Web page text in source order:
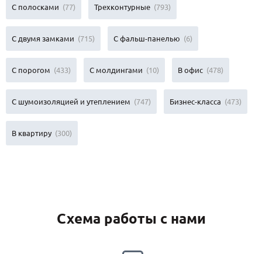
С полосками (77) Трехконтурные (793)
С двумя замками (715) С фальш-панелью (6)
С порогом (433) C молдингами (10) В офис (478)
С шумоизоляцией и утеплением (747) Бизнес-класса (473)
В квартиру (300)
Схема работы с нами